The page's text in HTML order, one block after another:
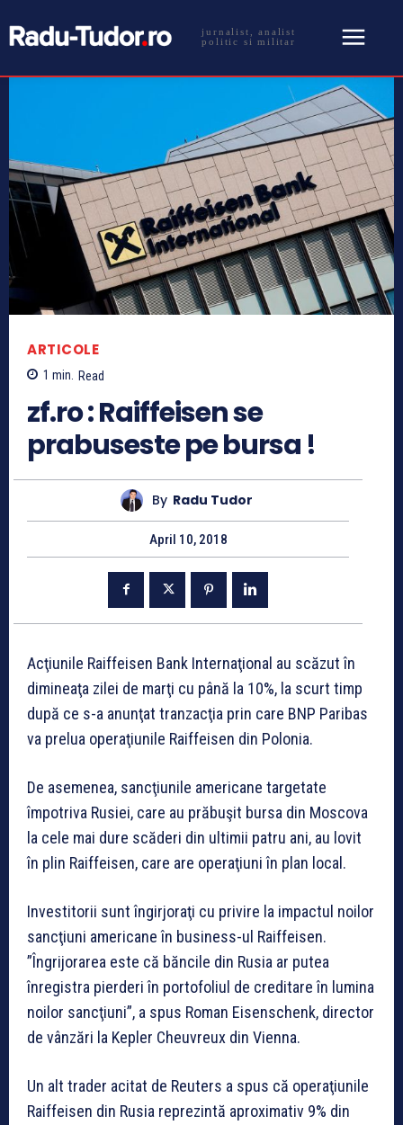
jurnalist, analist
politic si militar
ARTICOLE
1 min. Read
zf.ro : Raiffeisen se
prabuseste pe bursa !
By Radu Tudor
April 10, 2018
Acţiunile Raiffeisen Bank Internaţional au scăzut în
dimineaţa zilei de marţi cu până la 10%, la scurt timp
după ce s-a anunţat tranzacţia prin care BNP Paribas
va prelua operaţiunile Raiffeisen din Polonia.
De asemenea, sancţiunile americane targetate
împotriva Rusiei, care au prăbuşit bursa din Moscova
la cele mai dure scăderi din ultimii patru ani, au lovit
în plin Raiffeisen, care are operaţiuni în plan local.
Investitorii sunt îngirjoraţi cu privire la impactul noilor
sancţiuni americane în business-ul Raiffeisen.
”Îngrijorarea este că băncile din Rusia ar putea
înregistra pierderi în portofoliul de creditare în lumina
noilor sancţiuni”, a spus Roman Eisenschenk, director
de vânzări la Kepler Cheuvreux din Vienna.
Un alt trader acitat de Reuters a spus că operaţiunile
Raiffeisen din Rusia reprezintă aproximativ 9% din